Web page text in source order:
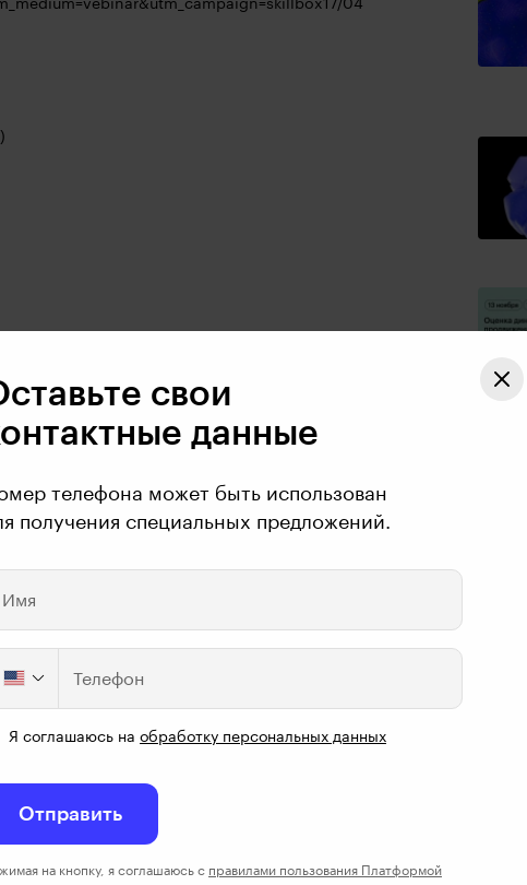
04
свои
данные
телефона может быть использован
получения специальных предложений.
Имя
Телефон
Я соглашаюсь на обработку персональных данных
Отправить
на кнопку, я соглашаюсь с правилами пользования Платформой